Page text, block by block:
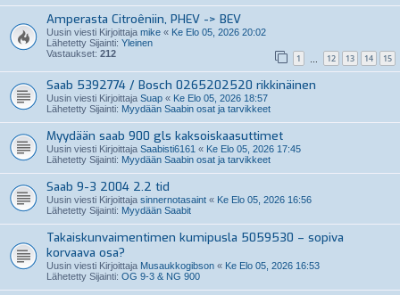
Amperasta Citroêniin, PHEV -> BEV
Uusin viesti Kirjoittaja mike « Ke Elo 05, 2026 20:02
Lähetetty Sijainti: Yleinen
Vastaukset: 212 1 12 13 14 15
Saab 5392774 / Bosch 0265202520 rikkinäinen
Uusin viesti Kirjoittaja Suap « Ke Elo 05, 2026 18:57
Lähetetty Sijainti: Myydään Saabin osat ja tarvikkeet
Myydään saab 900 gls kaksoiskaasuttimet
Uusin viesti Kirjoittaja Saabisti6161 « Ke Elo 05, 2026 17:45
Lähetetty Sijainti: Myydään Saabin osat ja tarvikkeet
Saab 9-3 2004 2.2 tid
Uusin viesti Kirjoittaja sinnernotasaint « Ke Elo 05, 2026 16:56
Lähetetty Sijainti: Myydään Saabit
Takaiskunvaimentimen kumipusla 5059530 – sopiva
korvaava osa?
Uusin viesti Kirjoittaja Musaukkogibson « Ke Elo 05, 2026 16:53
Lähetetty Sijainti: OG 9-3 & NG 900